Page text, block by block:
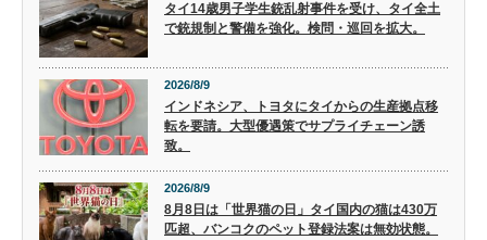
タイ14歳男子学生銃乱射事件を受け、タイ全土
で銃規制と警備を強化。検問・巡回を拡大。
2026/8/9
インドネシア、トヨタにタイからの生産拠点移
転を要請。大型優遇策でサプライチェーン誘
致。
2026/8/9
8月8日は「世界猫の日」タイ国内の猫は430万
匹超、バンコクのペット登録法案は無効状態。